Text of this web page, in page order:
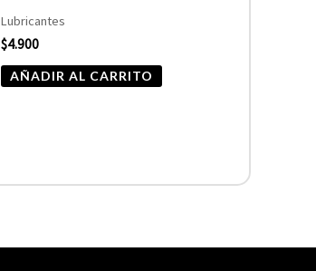
Lubricantes
$4.900
AÑADIR AL CARRITO